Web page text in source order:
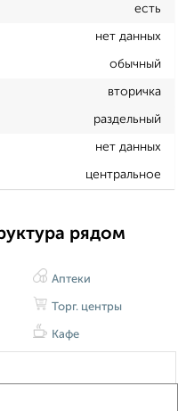
есть
нет данных
обычный
вторичка
раздельный
нет данных
центральное
рядом
Аптеки
Торг. центры
Кафе